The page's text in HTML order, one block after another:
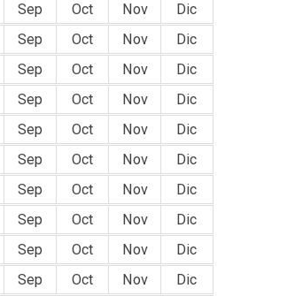
Sep Oct Nov
Dic
Sep Oct Nov
Dic
Sep Oct Nov
Dic
Sep Oct Nov
Dic
Sep Oct Nov
Dic
Sep Oct Nov
Dic
Sep Oct Nov
Dic
Sep Oct Nov
Dic
Sep Oct Nov
Dic
Sep Oct Nov Dic